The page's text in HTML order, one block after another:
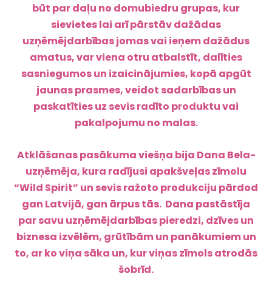
būt par daļu no domubiedru grupas, kur
sievietes lai arī pārstāv dažādas
uzņēmējdarbības jomas vai ieņem dažādus
amatus, var viena otru atbalstīt, dalīties
sasniegumos un izaicinājumies, kopā apgūt
jaunas prasmes, veidot sadarbības un
paskatīties uz sevis radīto produktu vai
pakalpojumu no malas.
Atklāšanas pasākuma viešņa bija Dana Bela-
uzņēmēja, kura radījusi apakšveļas zīmolu
“Wild Spirit” un sevis ražoto produkciju pārdod
gan Latvijā, gan ārpus tās. Dana pastāstīja
par savu uzņēmējdarbības pieredzi, dzīves un
biznesa izvēlēm, grūtībām un panākumiem un
to, ar ko viņa sāka un, kur viņas zīmols atrodās
šobrīd.